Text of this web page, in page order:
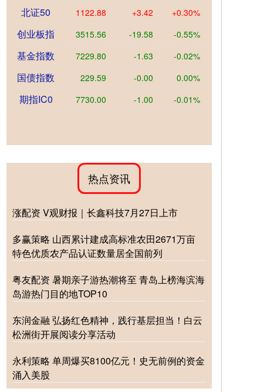
北证50 1122.88 +3.42 +0.30%
创业板指 3515.56 -19.58 -0.55%
基金指数 7229.80 -1.63 -0.02%
国债指数 229.59 -0.00 0.00%
期指IC0 7730.00 -1.00 -0.01%
热点资讯
涨配资 V观财报｜长鑫科技7月27日上市
多赢策略 山西累计建成高标准农田2671万亩
特色优质农产品认证数量居全国前列
粤友配资 暑期亲子游热潮将至 青岛上榜海滨海
岛游热门目的地TOP10
东润金融 弘扬红色精神，践行基层担当！白云
松洲街开展阅读分享活动
永利策略 单周爆买8100亿元！史无前例的资金
涌入美股